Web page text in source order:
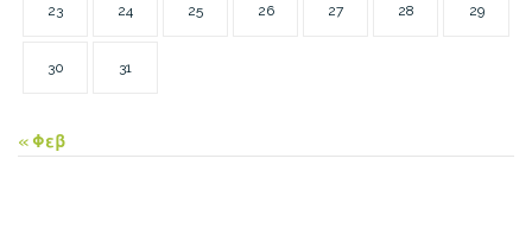
23 24 25 26 27 28 29
30 31
« Φεβ